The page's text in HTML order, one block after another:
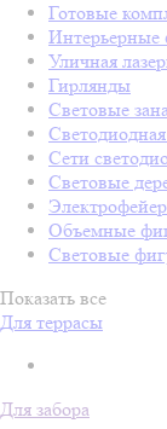
Готовые
Интерьерные
Уличная
Гирлянды
Световые
Сети
Световые
Объемные
Световые
Показать все
Для террасы
Для забора